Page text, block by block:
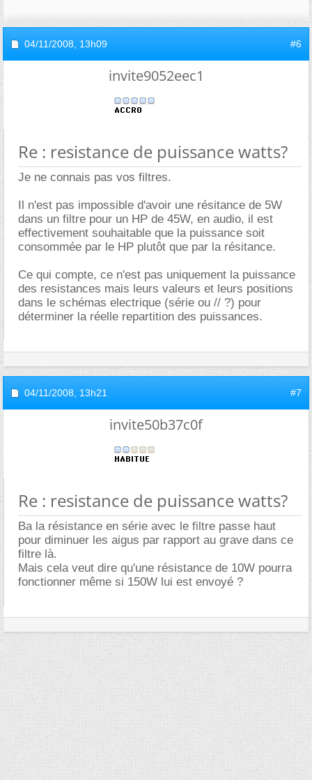
04/11/2008, 13h09 #6
invite9052eec1
Re : resistance de puissance watts?
Je ne connais pas vos filtres.
Il n'est pas impossible d'avoir une résitance de 5W
dans un filtre pour un HP de 45W, en audio, il est
effectivement souhaitable que la puissance soit
consommée par le HP plutôt que par la résitance.
Ce qui compte, ce n'est pas uniquement la puissance
des resistances mais leurs valeurs et leurs positions
dans le schémas electrique (série ou // ?) pour
déterminer la réelle repartition des puissances.
04/11/2008, 13h21 #7
invite50b37c0f
Re : resistance de puissance watts?
Ba la résistance en série avec le filtre passe haut
pour diminuer les aigus par rapport au grave dans ce
filtre là.
Mais cela veut dire qu'une résistance de 10W pourra
fonctionner même si 150W lui est envoyé ?